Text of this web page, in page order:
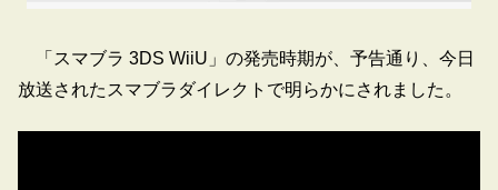
「スマブラ 3DS WiiU」の発売時期が、予告通り、今日
放送されたスマブラダイレクトで明らかにされました。